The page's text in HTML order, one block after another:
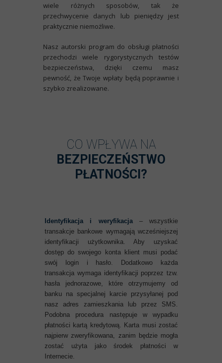
Identyfikacja i weryfikacja– wszystkie
transakcje bankowe wymagają wcześniejszej
identyfikacji użytkownika. Aby uzyskać
dostęp do swojego konta klient musi podać
swój login i hasło. Dodatkowo każda
transakcja wymaga identyfikacji poprzez tzw.
hasła jednorazowe, które otrzymujemy od
banku na specjalnej karcie przysyłanej pod
nasz adres zamieszkania lub przez SMS.
Podobna procedura następuje w wypadku
płatności kartą kredytową. Karta musi zostać
najpierw zweryfikowana, zanim będzie mogła
zostać użyta jako środek płatności w
Internecie.
CO WPŁYWA NA
BEZPIECZEŃSTWO
PŁATNOŚCI?
wiele różnych sposobów, tak że
przechwycenie danych lub pieniędzy jest
praktycznie niemożliwe.
Nasz autorski program do obsługi płatności
przechodzi wiele rygorystycznych testów
bezpieczeństwa, dzięki czemu masz
pewność, że Twoje wpłaty będą poprawnie i
szybko zrealizowane.